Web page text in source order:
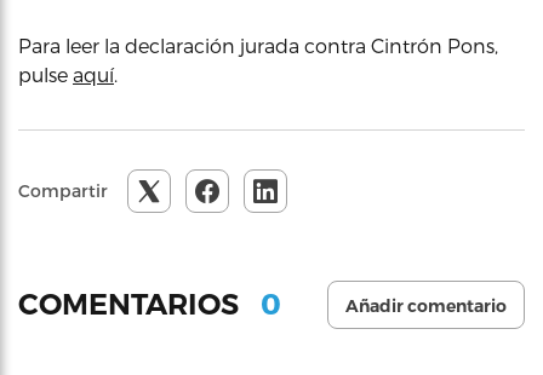
Para leer la declaración jurada contra Cintrón Pons,
pulse aquí.
Compartir
COMENTARIOS 0 Añadir comentario